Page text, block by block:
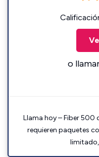
o
Llama hoy – Fiber 500
requieren paquetes